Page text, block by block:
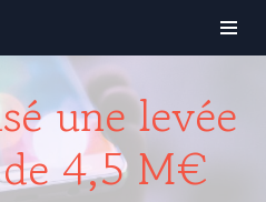
une levée
4,5 M€